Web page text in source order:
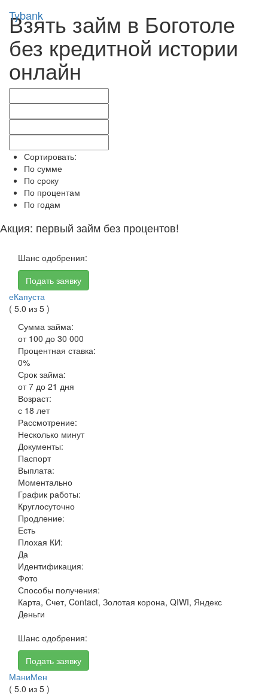
Tybank
Взять займ в Боготоле
без кредитной истории
онлайн
Сортировать:
По сумме
По сроку
По процентам
По годам
Акция: первый займ без процентов!
Шанс одобрения:
Подать заявку
еКапуста
( 5.0 из 5 )
Сумма займа:
от 100 до 30 000
Процентная ставка:
0%
Срок займа:
от 7 до 21 дня
Возраст:
с 18 лет
Рассмотрение:
Несколько минут
Документы:
Паспорт
Выплата:
Моментально
График работы:
Круглосуточно
Продление:
Есть
Плохая КИ:
Да
Идентификация:
Фото
Способы получения:
Карта, Счет, Contact, Золотая корона, QIWI, Яндекс
Деньги
Шанс одобрения:
Подать заявку
МаниМен
( 5.0 из 5 )